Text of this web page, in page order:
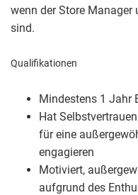
wenn der Store
sind.
Qualifikationen
Mindestens 1 Jahr
Hat
für eine
engagieren
Motiviert,
aufgrund des